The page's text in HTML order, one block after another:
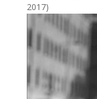
2017)